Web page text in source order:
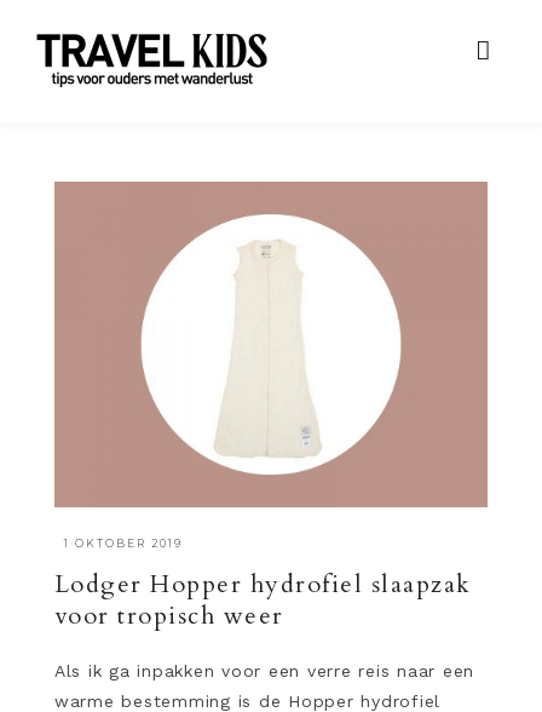
·1 OKTOBER 2019
Lodger Hopper hydrofiel slaapzak
voor tropisch weer
Als ik ga inpakken voor een verre reis naar een
warme bestemming is de Hopper hydrofiel